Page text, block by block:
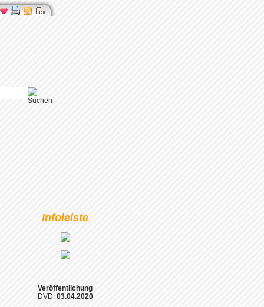
Infoleiste
Veröffentlichung
DVD: 03.04.2020